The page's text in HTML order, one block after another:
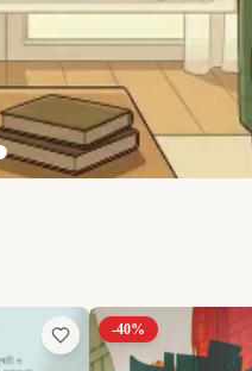
-40%